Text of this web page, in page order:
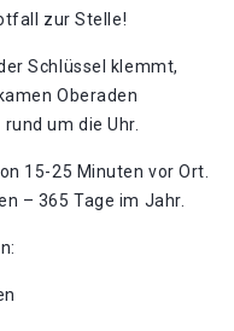
zur Stelle!
Schlüssel klemmt,
Oberaden
um die Uhr.
15-25 Minuten vor Ort.
– 365 Tage im Jahr.